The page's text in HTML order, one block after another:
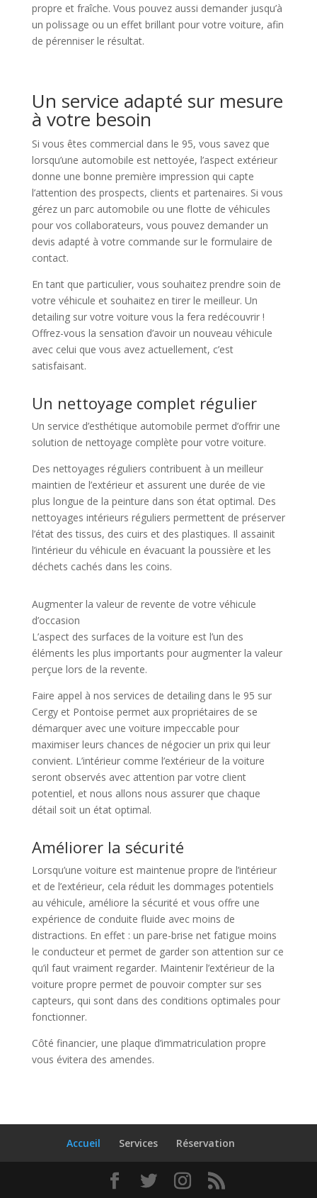
propre et fraîche. Vous pouvez aussi demander jusqu’à
un polissage ou un effet brillant pour votre voiture, afin
de pérenniser le résultat.
Un service adapté sur mesure
à votre besoin
Si vous êtes commercial dans le 95, vous savez que
lorsqu’une automobile est nettoyée, l’aspect extérieur
donne une bonne première impression qui capte
l’attention des prospects, clients et partenaires. Si vous
gérez un parc automobile ou une flotte de véhicules
pour vos collaborateurs, vous pouvez demander un
devis adapté à votre commande sur le formulaire de
contact.
En tant que particulier, vous souhaitez prendre soin de
votre véhicule et souhaitez en tirer le meilleur. Un
detailing sur votre voiture vous la fera redécouvrir !
Offrez-vous la sensation d’avoir un nouveau véhicule
avec celui que vous avez actuellement, c’est
satisfaisant.
Un nettoyage complet régulier
Un service d’esthétique automobile permet d’offrir une
solution de nettoyage complète pour votre voiture.
Des nettoyages réguliers contribuent à un meilleur
maintien de l’extérieur et assurent une durée de vie
plus longue de la peinture dans son état optimal. Des
nettoyages intérieurs réguliers permettent de préserver
l’état des tissus, des cuirs et des plastiques. Il assainit
l’intérieur du véhicule en évacuant la poussière et les
déchets cachés dans les coins.
Augmenter la valeur de revente de votre véhicule
d’occasion
L’aspect des surfaces de la voiture est l’un des
éléments les plus importants pour augmenter la valeur
perçue lors de la revente.
Faire appel à nos services de detailing dans le 95 sur
Cergy et Pontoise permet aux propriétaires de se
démarquer avec une voiture impeccable pour
maximiser leurs chances de négocier un prix qui leur
convient. L’intérieur comme l’extérieur de la voiture
seront observés avec attention par votre client
potentiel, et nous allons nous assurer que chaque
détail soit un état optimal.
Améliorer la sécurité
Lorsqu’une voiture est maintenue propre de l’intérieur
et de l’extérieur, cela réduit les dommages potentiels
au véhicule, améliore la sécurité et vous offre une
expérience de conduite fluide avec moins de
distractions. En effet : un pare-brise net fatigue moins
le conducteur et permet de garder son attention sur ce
qu’il faut vraiment regarder. Maintenir l’extérieur de la
voiture propre permet de pouvoir compter sur ses
capteurs, qui sont dans des conditions optimales pour
fonctionner.
Côté financier, une plaque d’immatriculation propre
vous évitera des amendes.
Accueil Services Réservation